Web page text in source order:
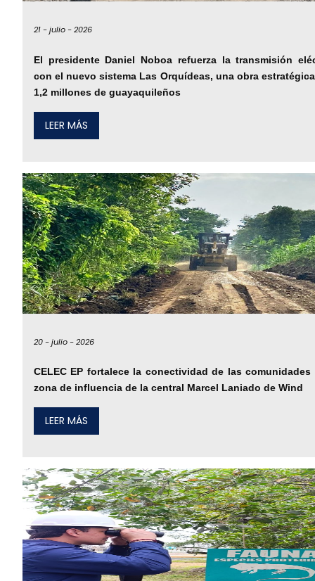
21 -julio -2026
El presidente Daniel Noboa refuerza la transmisión
con el nuevo sistema Las Orquídeas, una obra
1,2 millones de guayaquileños
LEER MÁS
20 -julio -2026
CELEC EP fortalece la conectividad de las comunidades
zona de influencia de la central Marcel Laniado de Wind
LEER MÁS